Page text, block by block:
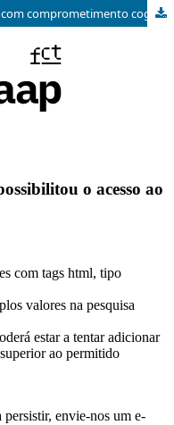
Programas de reabilitação à pessoa com comprometimento cognitivo pós-AVC: revisão integrativa da literatura